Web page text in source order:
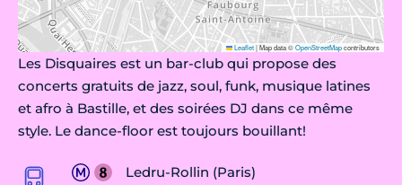
Leaflet|Map data ©OpenStreetMapcontributors
Les Disquaires est un bar-club qui propose des
concerts gratuits de jazz, soul, funk, musique latines
et afro à Bastille, et des soirées DJ dans ce même
style. Le dance-floor est toujours bouillant!
Ledru-Rollin (Paris)